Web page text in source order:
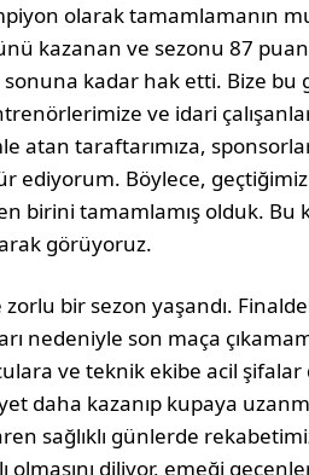
olarak tamamlamanın
kazanan ve sezonu 87
sonuna kadar hak etti. Bize
ve idari
atan taraftarımıza,
ediyorum. Böylece,
birini tamamlamış olduk. Bu
görüyoruz.
bir sezon yaşandı.
nedeniyle son maça
ve teknik ekibe acil şifalar
daha kazanıp kupaya
sağlıklı günlerde
diliyor, emeği